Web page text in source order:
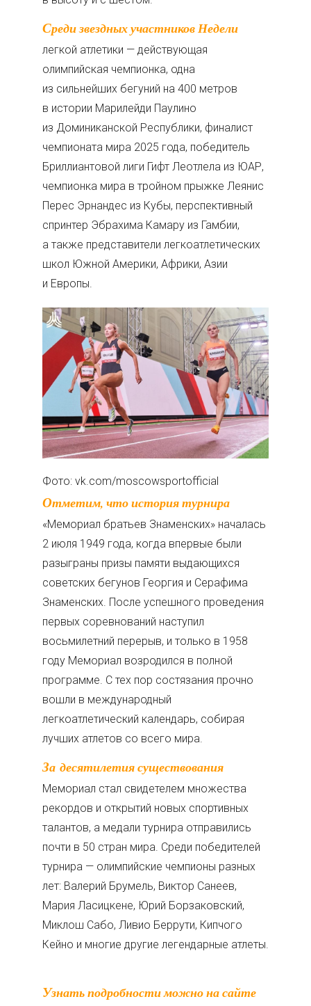
Среди звездных участников Недели
легкой атлетики — действующая
олимпийская чемпионка, одна
из сильнейших бегуний на 400 метров
в истории Марилейди Паулино
из Доминиканской Республики, финалист
чемпионата мира 2025 года, победитель
Бриллиантовой лиги Гифт Леотлела из ЮАР,
чемпионка мира в тройном прыжке Леянис
Перес Эрнандес из Кубы, перспективный
спринтер Эбрахима Камару из Гамбии,
а также представители легкоатлетических
школ Южной Америки, Африки, Азии
и Европы.
Фото: vk.com/moscowsportofficial
Отметим, что история турнира
«Мемориал братьев Знаменских» началась
2 июля 1949 года, когда впервые были
разыграны призы памяти выдающихся
советских бегунов Георгия и Серафима
Знаменских. После успешного проведения
первых соревнований наступил
восьмилетний перерыв, и только в 1958
году Мемориал возродился в полной
программе. С тех пор состязания прочно
вошли в международный
легкоатлетический календарь, собирая
лучших атлетов со всего мира.
За десятилетия существования
Мемориал стал свидетелем множества
рекордов и открытий новых спортивных
талантов, а медали турнира отправились
почти в 50 стран мира. Среди победителей
турнира — олимпийские чемпионы разных
лет: Валерий Брумель, Виктор Санеев,
Мария Ласицкене, Юрий Борзаковский,
Миклош Сабо, Ливио Беррути, Кипчого
Кейно и многие другие легендарные атлеты.
Узнать подробности можно на сайте